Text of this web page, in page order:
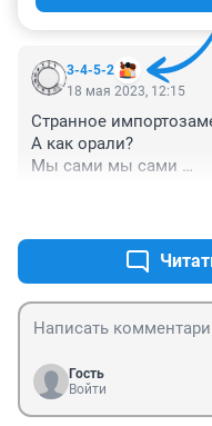
3-4-5-2
18 мая 2023, 12:15
Странное
А как орали?
Мы сами мы сами
Гость
Войти